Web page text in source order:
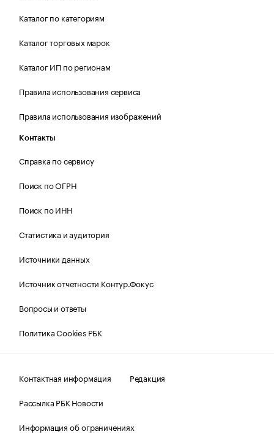
Каталог по категориям
Каталог торговых марок
Каталог ИП по регионам
Правила использования сервиса
Правила использования изображений
Контакты
Справка по сервису
Поиск по ОГРН
Поиск по ИНН
Статистика и аудитория
Источники данных
Источник отчетности Контур.Фокус
Вопросы и ответы
Политика Cookies РБК
Контактная информация
Редакция
Рассылка РБК Новости
Информация об ограничениях